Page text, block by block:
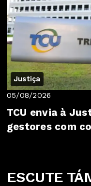
Justiça
05/08/2026
TCU envia à
gestores com